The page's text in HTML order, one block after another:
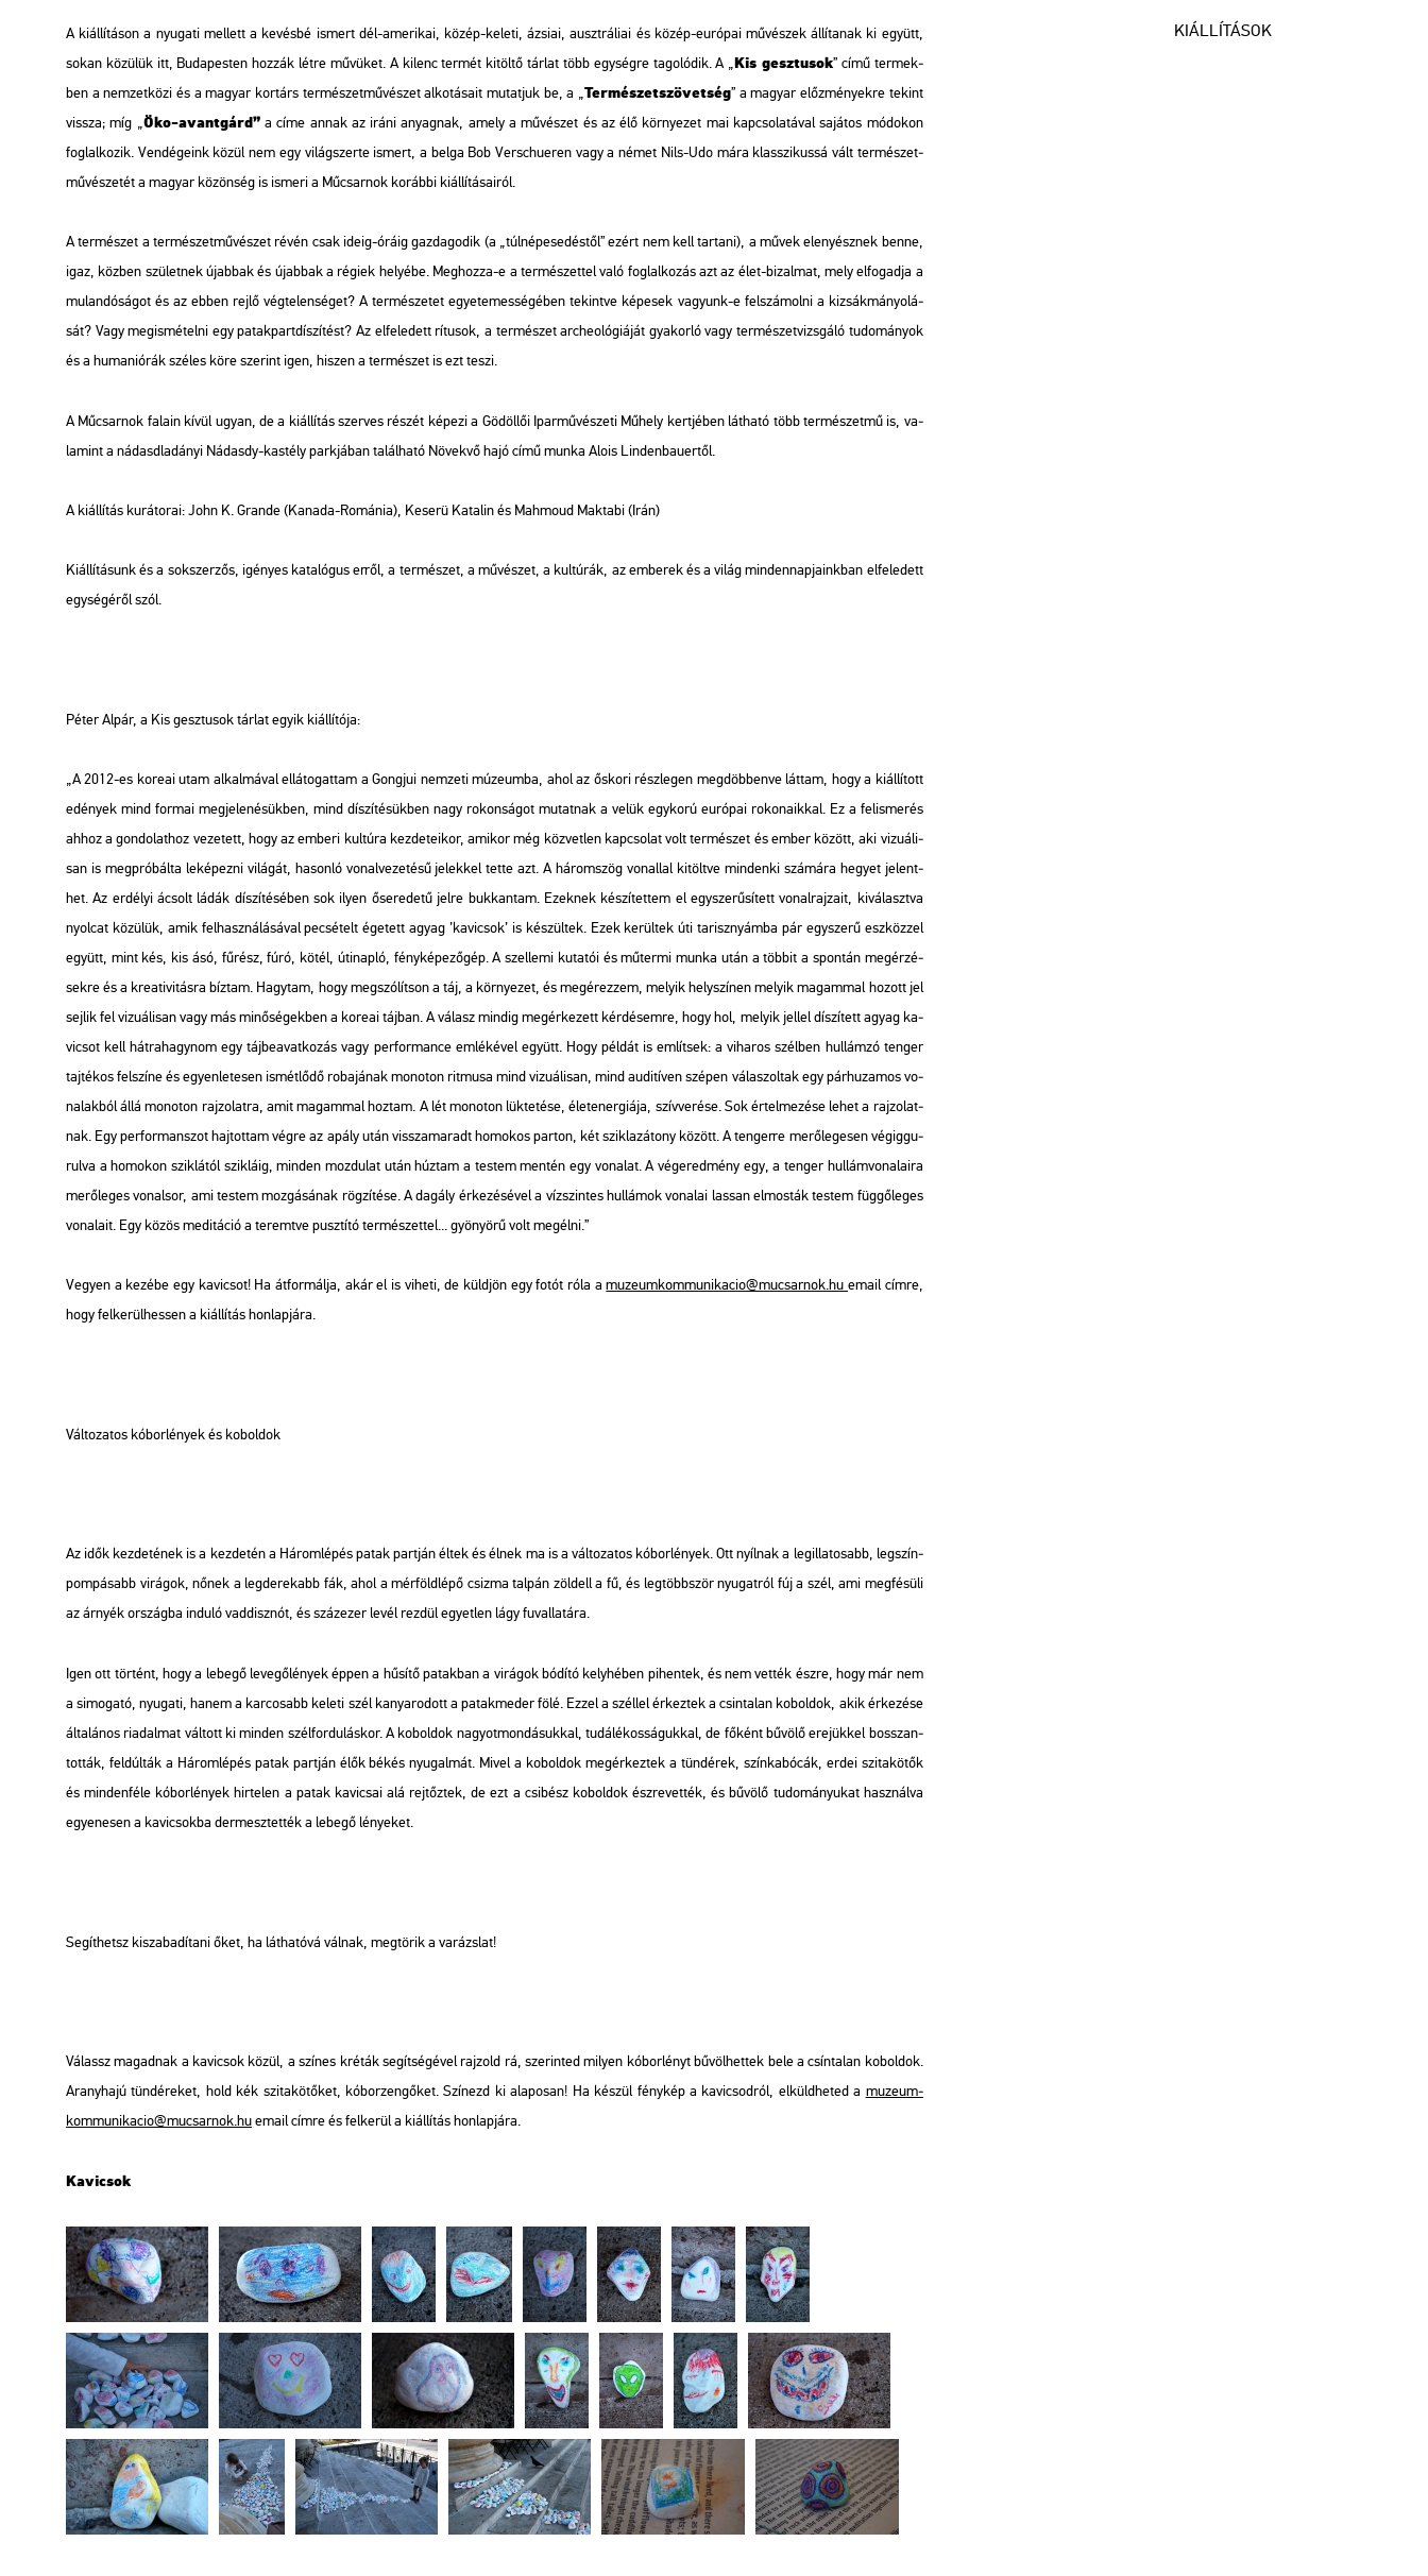
A ki­ál­lí­tá­son a nyu­ga­ti mel­lett a ke­vés­bé is­mert dél-ame­ri­kai, közép-ke­le­ti, ázsi­ai, auszt­rá­li­ai és közép-eu­ró­pai mű­vé­szek ál­lí­ta­nak ki együtt,
sokan kö­zü­lük itt, Bu­da­pes­ten hoz­zák létre mű­vü­ket. A ki­lenc ter­mét ki­töl­tő tár­lat több egy­ség­re ta­go­ló­dik. A „Kis gesz­tu­sok” című ter­mek­
ben a nem­zet­kö­zi és a ma­gyar kor­társ ter­mé­szet­mű­vé­szet al­ko­tá­sa­it mu­tat­juk be, a „Ter­mé­szet­szö­vet­ség” a ma­gyar előz­mé­nyek­re te­kint
vissza; míg „Öko-avant­gárd”a címe annak az iráni anyag­nak, amely a mű­vé­szet és az élő kör­nye­zet mai kap­cso­la­tá­val sa­já­tos mó­do­kon
fog­lal­ko­zik. Ven­dé­ge­ink közül nem egy vi­lág­szer­te is­mert, a belga Bob Verschu­e­ren vagy a német Nils-Udo mára klasszi­kus­sá vált ter­mé­szet­
mű­vé­sze­tét a ma­gyar kö­zön­ség is is­me­ri a Mű­csar­nok ko­ráb­bi ki­ál­lí­tá­sa­i­ról.
A ter­mé­szet a ter­mé­szet­mű­vé­szet révén csak ideig-óráig gaz­da­go­dik (a „túl­né­pe­se­dés­től” ezért nem kell tar­ta­ni), a művek el­enyész­nek benne,
igaz, köz­ben szü­let­nek újab­bak és újab­bak a ré­gi­ek he­lyé­be. Meg­hoz­za-e a ter­mé­szet­tel való fog­lal­ko­zás azt az élet-bi­zal­mat, mely el­fo­gad­ja a
mu­lan­dó­sá­got és az ebben rejlő vég­te­len­sé­get? A ter­mé­sze­tet egye­te­mes­sé­gé­ben te­kint­ve ké­pe­sek va­gyunk-e fel­szá­mol­ni a ki­zsák­má­nyo­lá­
sát? Vagy meg­is­mé­tel­ni egy pa­tak­part­dí­szí­tést? Az el­fe­le­dett rí­tu­sok, a ter­mé­szet ar­cheo­ló­gi­á­ját gya­kor­ló vagy ter­mé­szet­vizs­gá­ló tu­do­má­nyok
és a hu­ma­ni­ó­rák szé­les köre sze­rint igen, hi­szen a ter­mé­szet is ezt teszi.
A Mű­csar­nok fa­la­in kívül ugyan, de a ki­ál­lí­tás szer­ves ré­szét ké­pe­zi a Gö­döl­lői Ipar­mű­vé­sze­ti Mű­hely kert­jé­ben lát­ha­tó több ter­mé­szet­mű is, va­
la­mint a ná­dasd­la­dá­nyi Ná­dasdy-kas­tély park­já­ban ta­lál­ha­tó Nö­vek­vő hajó című munka Alois Lin­den­ba­u­er­től.
A ki­ál­lí­tás ku­rá­to­rai: John K. Gran­de (Ka­na­da-Ro­má­nia), Ke­se­rü Ka­ta­lin és Mah­mo­ud Mak­ta­bi (Irán)
Ki­ál­lí­tá­sunk és a sok­szer­zős, igé­nyes ka­ta­ló­gus erről, a ter­mé­szet, a mű­vé­szet, a kul­tú­rák, az em­be­rek és a világ min­den­nap­ja­ink­ban el­fe­le­dett
egy­sé­gé­ről szól.
Péter Alpár, a Kis gesz­tu­sok tár­lat egyik ki­ál­lí­tó­ja:
„A 2012-es ko­re­ai utam al­kal­má­val el­lá­to­gat­tam a Gong­jui nem­ze­ti mú­ze­um­ba, ahol az ős­ko­ri rész­le­gen meg­döb­ben­ve lát­tam, hogy a ki­ál­lí­tott
edé­nyek mind for­mai meg­je­le­né­sük­ben, mind dí­szí­té­sük­ben nagy ro­kon­sá­got mu­tat­nak a velük egy­ko­rú eu­ró­pai ro­ko­na­ik­kal. Ez a fel­is­me­rés
ahhoz a gon­do­lat­hoz ve­ze­tett, hogy az em­be­ri kul­tú­ra kez­de­te­i­kor, ami­kor még köz­vet­len kap­cso­lat volt ter­mé­szet és ember kö­zött, aki vi­zu­á­li­
san is meg­pró­bál­ta le­ké­pez­ni vi­lá­gát, ha­son­ló vo­nal­ve­ze­té­sű je­lek­kel tette azt. A há­rom­szög vo­nal­lal ki­tölt­ve min­den­ki szá­má­ra he­gyet je­lent­
het. Az er­dé­lyi ácsolt ládák dí­szí­té­sé­ben sok ilyen ős­ere­de­tű jelre buk­kan­tam. Ezek­nek ké­szí­tet­tem el egy­sze­rű­sí­tett vo­nal­raj­za­it, ki­vá­laszt­va
nyol­cat kö­zü­lük, amik fel­hasz­ná­lá­sá­val pe­csé­telt ége­tett agyag ’ka­vi­csok’ is ké­szül­tek. Ezek ke­rül­tek úti ta­risz­nyám­ba pár egy­sze­rű esz­köz­zel
együtt, mint kés, kis ásó, fű­rész, fúró, kötél, úti­nap­ló, fény­ké­pe­ző­gép. A szel­le­mi ku­ta­tói és mű­ter­mi munka után a töb­bit a spon­tán meg­ér­zé­
sek­re és a kre­a­ti­vi­tás­ra bíz­tam. Hagy­tam, hogy meg­szó­lít­son a táj, a kör­nye­zet, és meg­érez­zem, me­lyik hely­szí­nen me­lyik ma­gam­mal ho­zott jel
sej­lik fel vi­zu­á­li­san vagy más mi­nő­sé­gek­ben a ko­re­ai táj­ban. A vá­lasz min­dig meg­ér­ke­zett kér­dé­sem­re, hogy hol, me­lyik jel­lel dí­szí­tett agyag ka­
vi­csot kell hát­ra­hagy­nom egy táj­be­avat­ko­zás vagy per­for­mance em­lé­ké­vel együtt. Hogy pél­dát is em­lít­sek: a vi­ha­ros szél­ben hul­lám­zó ten­ger
taj­té­kos fel­szí­ne és egyen­le­te­sen is­mét­lő­dő ro­ba­já­nak mo­no­ton rit­mu­sa mind vi­zu­á­li­san, mind au­di­tí­ven szé­pen vá­la­szol­tak egy pár­hu­za­mos vo­
na­lak­ból állá mo­no­ton raj­zo­lat­ra, amit ma­gam­mal hoz­tam. A lét mo­no­ton lük­te­té­se, élet­ener­gi­á­ja, szív­ve­ré­se. Sok ér­tel­me­zé­se lehet a raj­zo­lat­
nak. Egy per­for­man­szot haj­tot­tam végre az apály után vissza­ma­radt ho­mo­kos par­ton, két szik­la­zá­tony kö­zött. A ten­ger­re me­rő­le­ge­sen vé­gig­gu­
rul­va a ho­mo­kon szik­lá­tól szik­lá­ig, min­den moz­du­lat után húz­tam a tes­tem men­tén egy vo­na­lat. A vég­ered­mény egy, a ten­ger hul­lám­vo­na­la­i­ra
me­rő­le­ges vo­nal­sor, ami tes­tem moz­gá­sá­nak rög­zí­té­se. A da­gály ér­ke­zé­sé­vel a víz­szin­tes hul­lá­mok vo­na­lai las­san el­mos­ták tes­tem füg­gő­le­ges
vo­na­la­it. Egy közös me­di­tá­ció a te­remt­ve pusz­tí­tó ter­mé­szet­tel... gyö­nyö­rű volt meg­él­ni.”
Ve­gyen a ke­zé­be egy ka­vi­csot! Ha át­for­mál­ja, akár el is vi­he­ti, de küld­jön egy fotót róla amu­ze­um­kom­mu­ni­ka­cio@​mu­csar­nok.​hu email címre,
hogy fel­ke­rül­hes­sen a ki­ál­lí­tás hon­lap­já­ra.
Vál­to­za­tos kó­bor­lé­nyek és ko­bol­dok
Az idők kez­de­té­nek is a kez­de­tén a Há­rom­lé­pés patak part­ján éltek és élnek ma is a vál­to­za­tos kó­bor­lé­nyek. Ott nyíl­nak a leg­il­la­to­sabb, leg­szín­
pom­pá­sabb vi­rá­gok, nőnek a leg­de­re­kabb fák, ahol a mér­föld­lé­pő csiz­ma tal­pán zöl­dell a fű, és leg­több­ször nyu­gat­ról fúj a szél, ami meg­fé­sü­li
az ár­nyék or­szág­ba in­du­ló vad­disz­nót, és száz­ezer levél rez­dül egyet­len lágy fu­val­la­tá­ra.
Igen ott tör­tént, hogy a le­be­gő le­ve­gő­lé­nyek éppen a hű­sí­tő pa­tak­ban a vi­rá­gok bó­dí­tó kely­hé­ben pi­hen­tek, és nem vet­ték észre, hogy már nem
a si­mo­ga­tó, nyu­ga­ti, hanem a kar­co­sabb ke­le­ti szél ka­nya­ro­dott a pa­tak­me­der fölé. Ezzel a szél­lel ér­kez­tek a csin­ta­lan ko­bol­dok, akik ér­ke­zé­se
ál­ta­lá­nos ri­a­dal­mat vál­tott ki min­den szél­for­du­lás­kor. A ko­bol­dok na­gyot­mon­dá­suk­kal, tu­dá­lé­kos­sá­guk­kal, de fő­ként bű­vö­lő ere­jük­kel bosszan­
tot­ták, fel­dúl­ták a Há­rom­lé­pés patak part­ján élők békés nyu­gal­mát. Mivel a ko­bol­dok meg­ér­kez­tek a tün­dé­rek, szín­ka­bó­cák, erdei szi­ta­kö­tők
és min­den­fé­le kó­bor­lé­nyek hir­te­len a patak ka­vi­csai alá rej­tőz­tek, de ezt a csi­bész ko­bol­dok ész­re­vet­ték, és bű­vö­lő tu­do­má­nyu­kat hasz­nál­va
egye­ne­sen a ka­vi­csok­ba der­mesz­tet­ték a le­be­gő lé­nye­ket.
Se­gít­hetsz ki­sza­ba­dí­ta­ni őket, ha lát­ha­tó­vá vál­nak, meg­tö­rik a va­rázs­lat!
Vá­lassz ma­gad­nak a ka­vi­csok közül, a szí­nes kré­ták se­gít­sé­gé­vel raj­zold rá, sze­rin­ted mi­lyen kó­bor­lényt bű­völ­het­tek bele a csín­ta­lan ko­bol­dok.
Arany­ha­jú tün­dé­re­ket, hold kék szi­ta­kö­tő­ket, kó­bor­zen­gő­ket. Szí­nezd ki ala­po­san! Ha ké­szül fény­kép a ka­vi­csod­ról, el­küld­he­ted a mu­ze­um­
kom­mu­ni­ka­cio@​mu­csar­nok.​huemail címre és fel­ke­rül a ki­ál­lí­tás hon­lap­já­ra.
Ka­vi­csok
KIÁLLÍTÁSOK